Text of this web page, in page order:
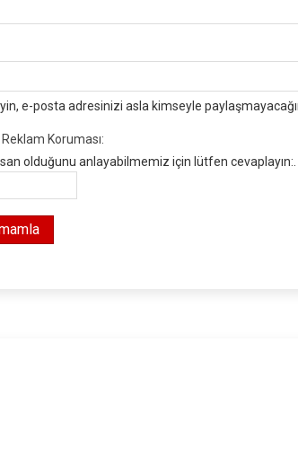
e-posta adresinizi asla kimseyle
Koruması:
olduğunu anlayabilmemiz için lütfen cevaplayın:.